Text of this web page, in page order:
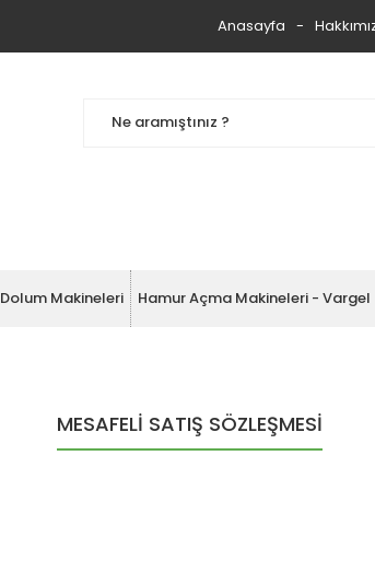
Anasayfa
Dolum Makineleri Hamur Açma Makineleri - Vargel
MESAFELİ SATIŞ SÖZLEŞMESİ